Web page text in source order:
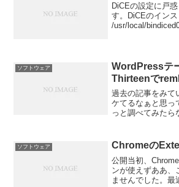
DiCEの設定に戸
す。DiCEのイン
/usr/local/
ソフトウェア
WordPressテ
Thirteenで
過去の記事をみて
ケてるなぁと思っ
っと調べてみたら
変わっている？
ソフトウェア Chromeの
公開当初、
ンが使えずああ、
ませんでした。最